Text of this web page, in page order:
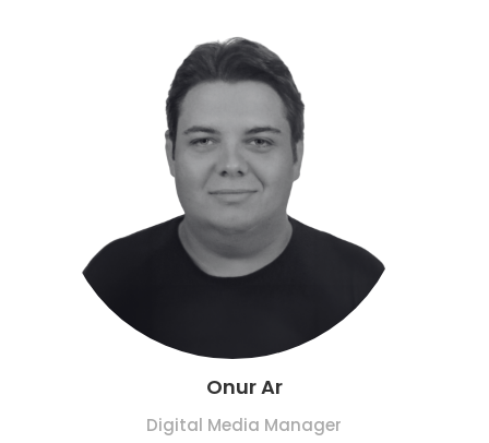
Onur Ar
Digital Media Manager